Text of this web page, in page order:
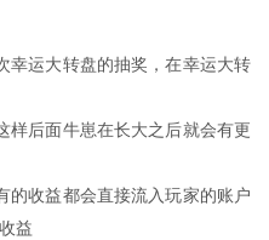
幸运大转盘的抽奖，在幸运大转
样后面牛崽在长大之后就会有更
的收益都会直接流入玩家的账户
益